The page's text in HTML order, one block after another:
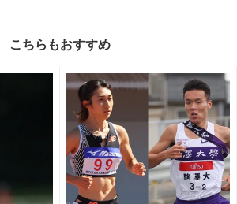
こちらもおすすめ